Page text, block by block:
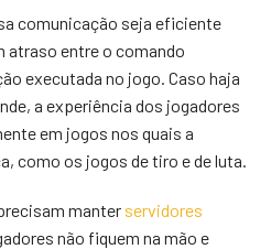
comunicação seja eficiente
atraso entre o comando
executada no jogo. Caso haja
a experiência dos jogadores
em jogos nos quais a
como os jogos de tiro e de luta.
manter servidores
não fiquem na mão e